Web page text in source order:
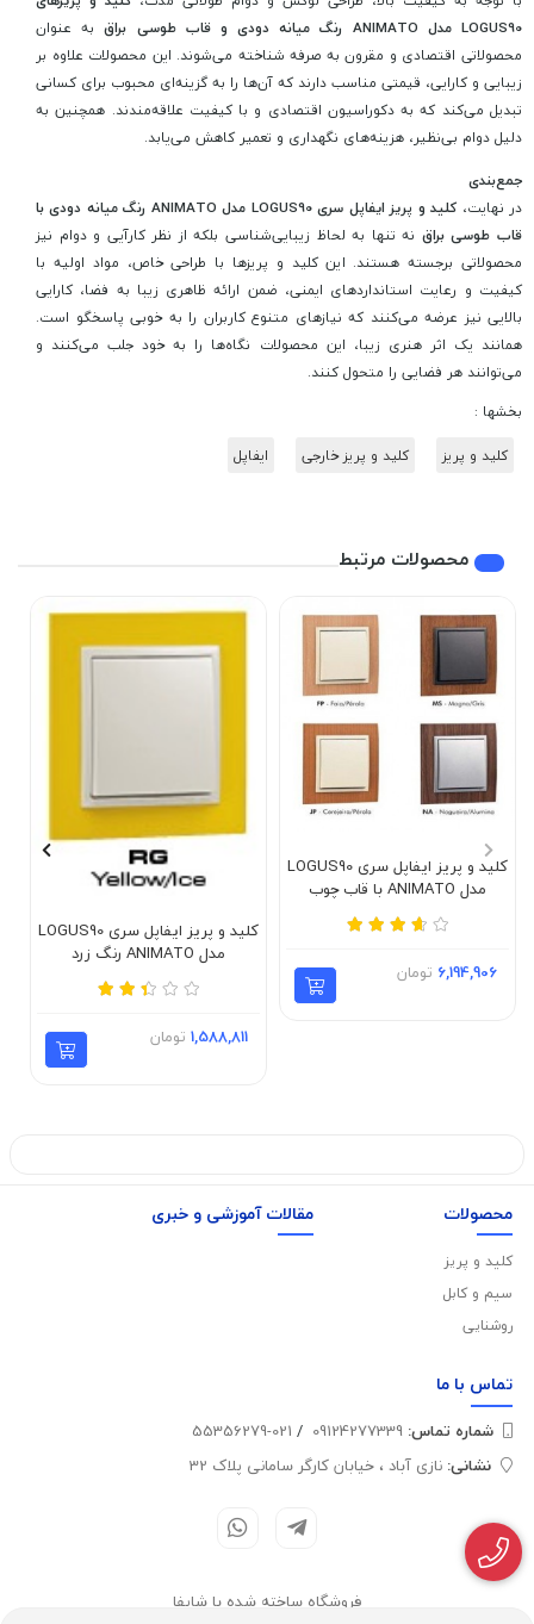
LOGUS90 مدل ANIMATO رنگ میانه دودی و قاب طوسی براق
به عنوان
محصولاتی اقتصادی و مقرون به صرفه شناخته می‌شوند. این محصولات علاوه بر
زیبایی و کارایی، قیمتی مناسب دارند که آن‌ها را به گزینه‌ای محبوب برای کسانی
تبدیل می‌کند که به دکوراسیون اقتصادی و با کیفیت علاقه‌مندند. همچنین به
دلیل دوام بی‌نظیر، هزینه‌های نگهداری و تعمیر کاهش می‌یابد.
جمع‌بندی
در نهایت،
کلید و پریز ایفاپل سری LOGUS90 مدل ANIMATO رنگ میانه دودی با
قاب طوسی براق نه تنها به لحاظ زیبایی‌شناسی بلکه از نظر کارآیی و دوام نیز
محصولاتی برجسته هستند. این کلید و پریزها با طراحی خاص، مواد اولیه با
کیفیت و رعایت استانداردهای ایمنی، ضمن ارائه ظاهری زیبا به فضا، کارایی
بالایی نیز عرضه می‌کنند که نیازهای متنوع کاربران را به خوبی پاسخگو است.
همانند یک اثر هنری زیبا، این محصولات نگاه‌ها را به خود جلب می‌کنند و
می‌توانند هر فضایی را متحول کنند.
بخشها :
کلید و پریز
کلید و پریز خارجی ایفاپل
محصولات مرتبط
کلید و پریز ایفاپل سری LOGUS90
مدل ANIMATO با قاب چوب
طبیعی
6,194,906 تومان
کلید و پریز ایفاپل سری LOGUS90
مدل ANIMATO رنگ زرد
1,588,811 تومان
محصولات
کلید و پریز
سیم و کابل
روشنایی
مقالات آموزشی و خبری
تماس با ما
شماره تماس‌: /
021-55356279
نشانی: نازی آباد ، خیابان کارگر سامانی پلاک 32
فروشگاه ساخته شده با شاپفا